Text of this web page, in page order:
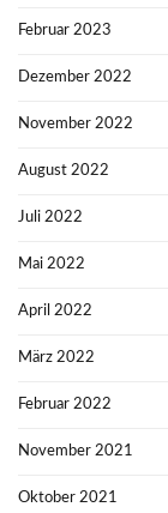
Februar 2023
Dezember 2022
November 2022
August 2022
Juli 2022
Mai 2022
April 2022
März 2022
Februar 2022
November 2021
Oktober 2021